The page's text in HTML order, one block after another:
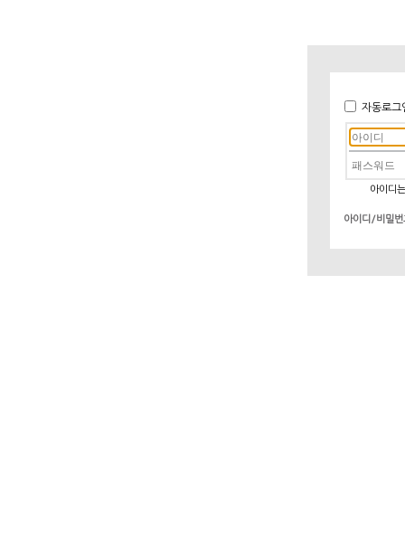
자동로그
아이디
아이디/비밀번